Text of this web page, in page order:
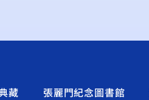
藏 張麗門紀念圖書館